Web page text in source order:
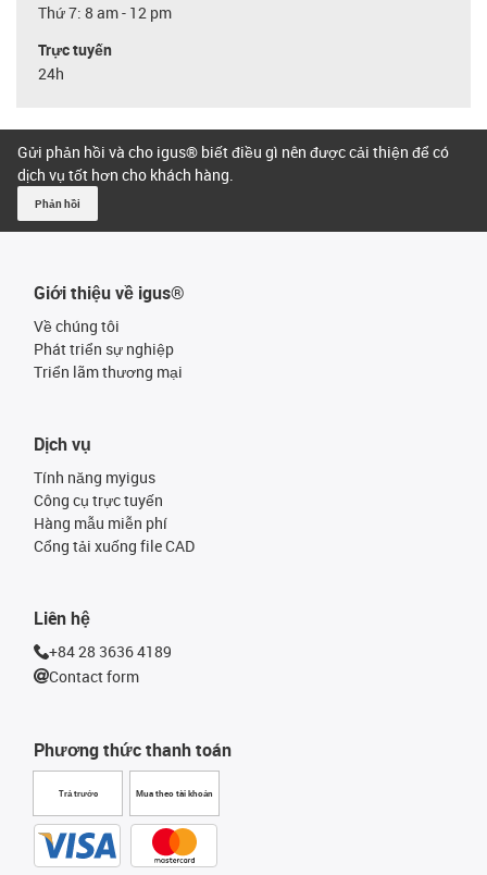
Thứ 7: 8 am - 12 pm
Trực tuyến
24h
Gửi phản hồi và cho igus® biết điều gì nên được cải thiện để có
dịch vụ tốt hơn cho khách hàng.
Phản hồi
Giới thiệu về igus®
Về chúng tôi
Phát triển sự nghiệp
Triển lãm thương mại
Phương thức thanh toán
Trả trước Mua theo tài khoản
Dịch vụ
Tính năng myigus
Công cụ trực tuyến
Hàng mẫu miễn phí
Cổng tải xuống file CAD
Liên hệ
+84 28 3636 4189
Contact form